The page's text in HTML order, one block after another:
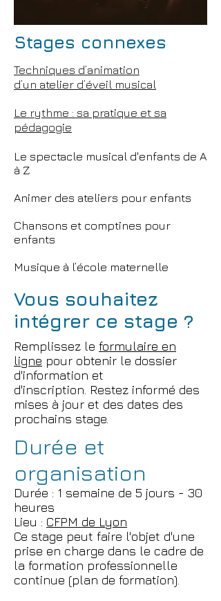
Stages connexes
Techniques d’animation
d’un atelier d’éveil musical
Le rythme : sa pratique et sa
pédagogie
Le spectacle musical d'enfants de A
à Z
Animer des ateliers pour enfants
Chansons et comptines pour
enfants
Musique à l’école maternelle
Vous souhaitez
intégrer ce stage ?
Remplissez le formulaire en
ligne pour obtenir le dossier
d'information et
d'inscription. Restez informé des
mises à jour et des dates des
prochains stage.
Durée et
organisation
Durée : 1 semaine de 5 jours - 30
heures
Lieu : CFPM de Lyon
Ce stage peut faire l'objet d'une
prise en charge dans le cadre de
la formation professionnelle
continue (plan de formation).